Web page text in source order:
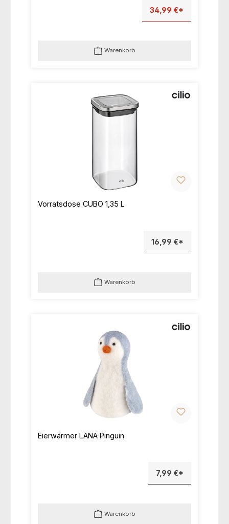
34,99 €*
Warenkorb
Vorratsdose CUBO 1,35 L
16,99 €*
Warenkorb
Eierwärmer LANA Pinguin
7,99 €*
Warenkorb